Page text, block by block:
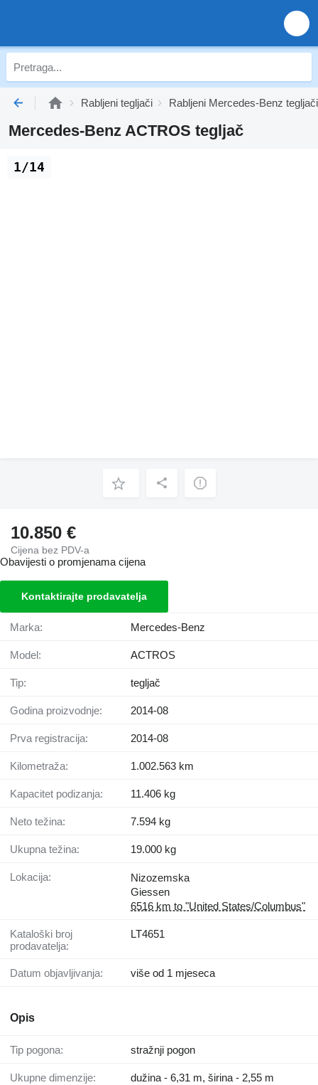
Rabljeni tegljači Rabljeni Mercedes-Benz tegljači
Mercedes-Benz ACTROS tegljač
1/14
10.850 €
Cijena bez PDV-a
Obavijesti o promjenama cijena
Kontaktirajte prodavatelja
Marka: Mercedes-Benz
Model: ACTROS
Tip: tegljač
Godina proizvodnje: 2014-08
Prva registracija: 2014-08
Kilometraža: 1.002.563 km
Kapacitet podizanja: 11.406 kg
Neto težina: 7.594 kg
Ukupna težina: 19.000 kg
Lokacija:
Nizozemska
Giessen
6516 km to "United States/Columbus"
Kataloški broj
prodavatelja:
LT4651
Datum objavljivanja: više od 1 mjeseca
Opis
Tip pogona: stražnji pogon
Ukupne dimenzije: dužina - 6,31 m, širina - 2,55 m